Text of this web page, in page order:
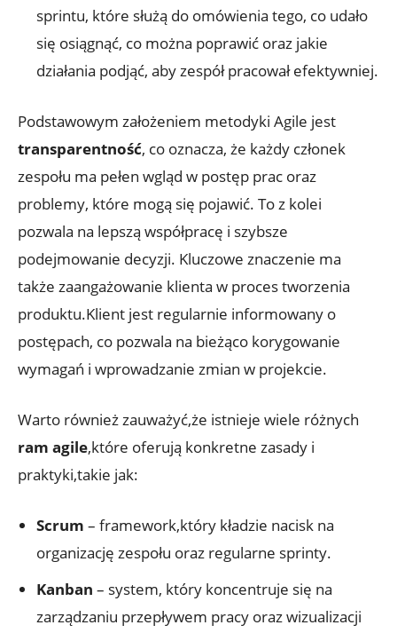
sprintu, które służą do omówienia tego, co udało
się osiągnąć, co można poprawić oraz jakie
działania podjąć, aby zespół pracował efektywniej.
Podstawowym założeniem metodyki Agile jest
transparentność, co oznacza, że każdy członek
zespołu ma pełen wgląd w postęp prac oraz
problemy, które mogą się pojawić. To z kolei
pozwala na lepszą współpracę i szybsze
podejmowanie decyzji. Kluczowe znaczenie ma
także zaangażowanie klienta w proces tworzenia
produktu.Klient jest regularnie informowany o
postępach, co pozwala na bieżąco korygowanie
wymagań i wprowadzanie zmian w projekcie.
Warto również zauważyć,że istnieje wiele różnych
ram agile,które oferują konkretne zasady i
praktyki,takie jak:
Scrum – framework,który kładzie nacisk na
organizację zespołu oraz regularne sprinty.
Kanban – system, który koncentruje się na
zarządzaniu przepływem pracy oraz wizualizacji